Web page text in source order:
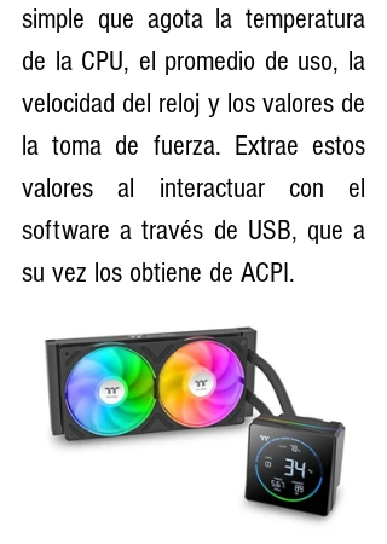
simple que agota la temperatura
de la CPU, el promedio de uso, la
velocidad del reloj y los valores de
la toma de fuerza. Extrae estos
valores al interactuar con el
software a través de USB, que a
su vez los obtiene de ACPI.